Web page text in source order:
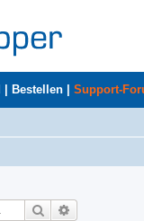
Bestellen Support-
Suche